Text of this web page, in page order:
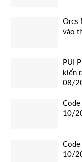
Orcs
vào
PUI
kiến
08/
Code
10/
10/